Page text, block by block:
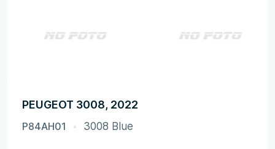
PEUGEOT 3008, 2022
P84AH01 3008 Blue